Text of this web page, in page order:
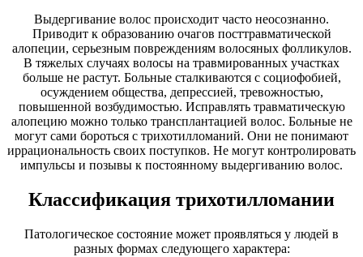
Выдергивание волос происходит часто неосознанно.
Приводит к образованию очагов посттравматической
алопеции, серьезным повреждениям волосяных фолликулов.
В тяжелых случаях волосы на травмированных участках
больше не растут. Больные сталкиваются с социофобией,
осуждением общества, депрессией, тревожностью,
повышенной возбудимостью. Исправлять травматическую
алопецию можно только трансплантацией волос. Больные не
могут сами бороться с трихотилломаний. Они не понимают
иррациональность своих поступков. Не могут контролировать
импульсы и позывы к постоянному выдергиванию волос.
Классификация трихотилломании
Патологическое состояние может проявляться у людей в
разных формах следующего характера: